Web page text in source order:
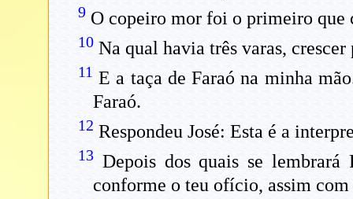
9 O copeiro mor foi o primeiro que
10 Na qual havia três varas,
11 E a taça de Faraó na minha
Faraó.
12 Respondeu José: Esta é a
13 Depois dos quais se
conforme o teu ofício, assim com